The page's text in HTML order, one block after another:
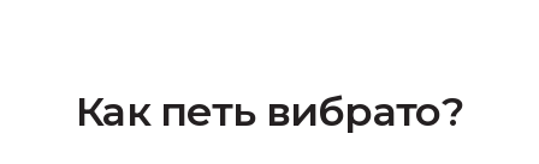
Как петь вибрато?